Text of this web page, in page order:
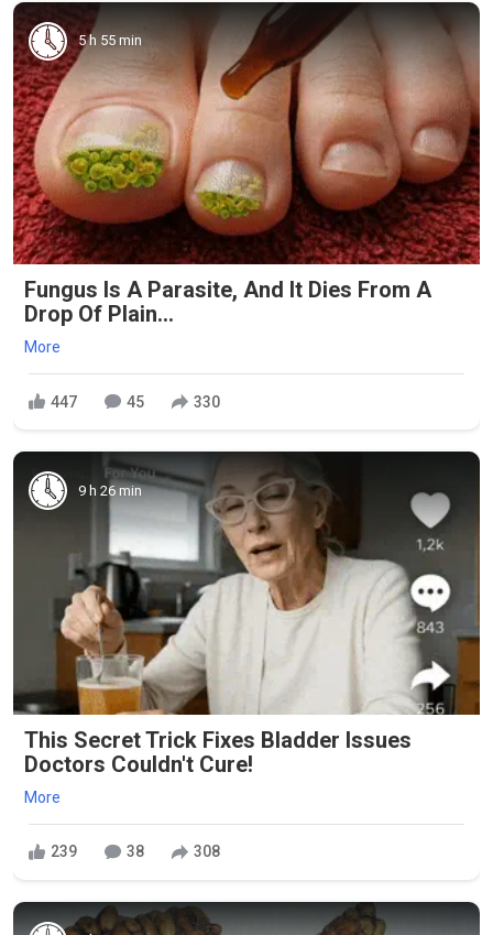
5 h 55 min
Fungus Is A Parasite, And It Dies From A
Drop Of Plain...
More
447 45 330
9 h 26 min
This Secret Trick Fixes Bladder Issues
Doctors Couldn't Cure!
More
239 38 308